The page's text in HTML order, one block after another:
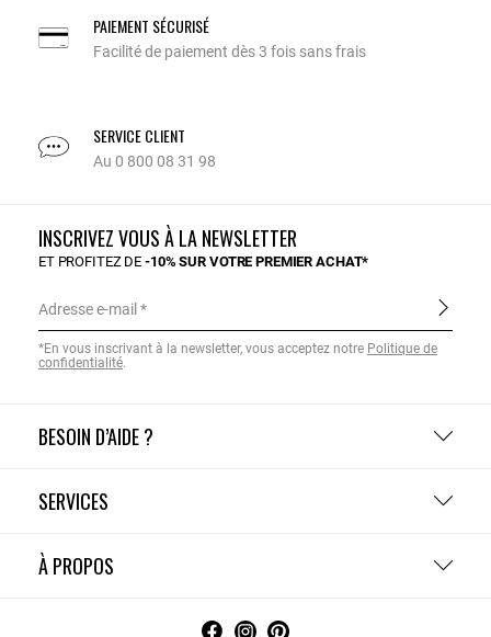
PAIEMENT SÉCURISÉ
Facilité de paiement dès 3 fois sans frais
SERVICE CLIENT
Au 0 800 08 31 98
BESOIN D’AIDE ?
SERVICES
À PROPOS
INSCRIVEZ VOUS À LA NEWSLETTER
ET PROFITEZ DE-10% SUR VOTRE PREMIER ACHAT*
Adresse e-mail
*En vous inscrivant à la newsletter, vous acceptez notre Politique de
confidentialité.